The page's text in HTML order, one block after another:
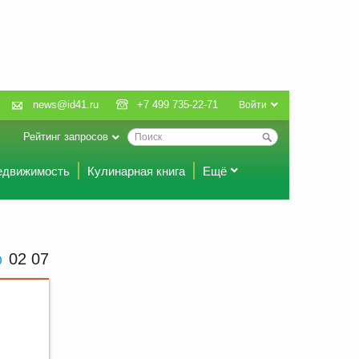
Войти
news@id41.ru +7 499 735-22-71
Рейтинг запросов
Кулинарная книга Ещё
02 07